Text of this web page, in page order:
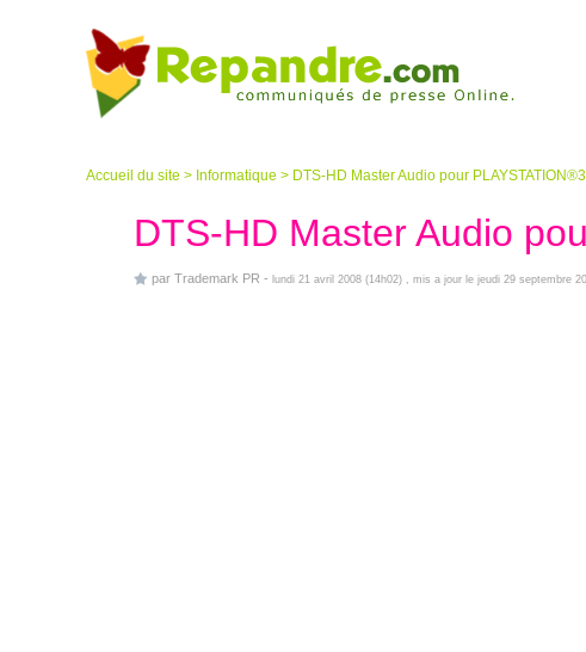
Accueil du site > Informatique > DTS-HD Master Audio pour PLAYSTATION®3
DTS-HD Master Audio
par Trademark PR - lundi 21 avril 2008 (14h02) , mis a jour le jeudi 29 septembre